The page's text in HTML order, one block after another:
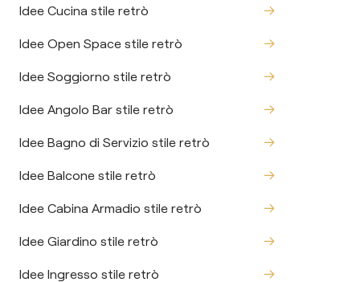
Idee Cucina stile retrò
Idee Open Space stile retrò
Idee Soggiorno stile retrò
Idee Angolo Bar stile retrò
Idee Bagno di Servizio stile retrò
Idee Balcone stile retrò
Idee Cabina Armadio stile retrò
Idee Giardino stile retrò
Idee Ingresso stile retrò